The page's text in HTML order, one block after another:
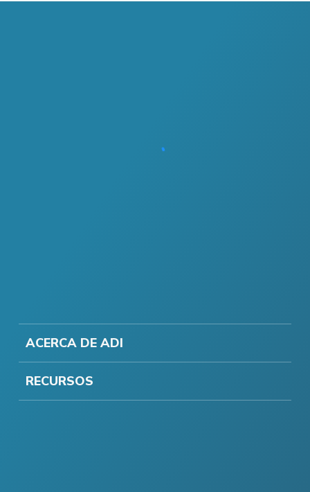
ACERCA DE ADI
RECURSOS